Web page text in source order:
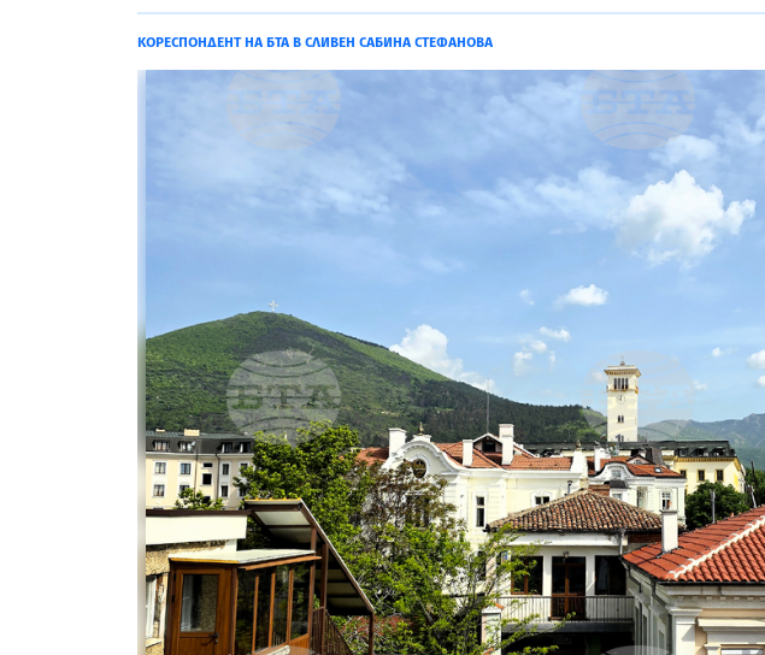
КОРЕСПОНДЕНТ НА БТА В СЛИВЕН САБИНА СТЕФАНОВА